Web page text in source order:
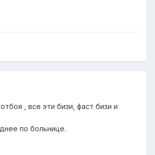
, все эти бизи, фаст бизи и
по больнице.